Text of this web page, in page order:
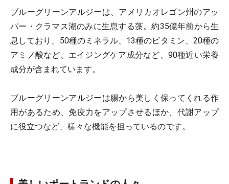
ブルーグリーンアルジーは、アメリカオレゴン州のアッ
パー・クラマス湖のみに生息する藻。約35億年前から生
息しており、50種のミネラル、13種のビタミン、20種の
アミノ酸など、エイジングケア成分など、90種近い栄養
成分が含まれています。
ブルーグリーンアルジーは腸から美しく保ってくれる作
用があるため、免疫力をアップさせるほか、代謝アップ
に役立つなど、様々な機能を担っているのです。